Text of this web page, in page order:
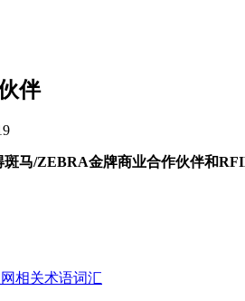
伴
斑马/ZEBRA金牌商业合作伙伴和
相关术语词汇